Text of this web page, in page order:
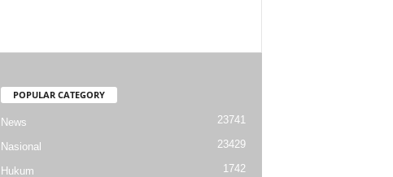
POPULAR CATEGORY
News 23741
Nasional 23429
Hukum 1742